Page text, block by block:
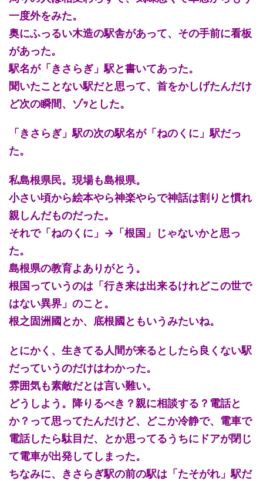
一度外をみた。
奥にふっるい木造の駅舎があって、その手前に看板
があった。
駅名が「きさらぎ」駅と書いてあった。
聞いたことない駅だと思って、首をかしげたんだけ
ど次の瞬間、ゾｯとした。
「きさらぎ」駅の次の駅名が「ねのくに」駅だっ
た。
私島根県民。現場も島根県。
小さい頃から絵本やら神楽やらで神話は割りと慣れ
親しんだものだった。
それで「ねのくに」→「根国」じゃないかと思っ
た。
島根県の教育よありがとう。
根国っていうのは「行き来は出来るけれどこの世で
はない異界」のこと。
根之固洲國とか、底根國ともいうみたいね。
とにかく、生きてる人間が来るとしたら良くない駅
だっていうのだけはわかった。
雰囲気も素敵だとは言い難い。
どうしよう。降りるべき？親に相談する？電話と
か？って思ってたんだけど、どこか冷静で、電車で
電話したら駄目だ、とか思ってるうちにドアが閉じ
て電車が出発してしまった。
ちなみに、きさらぎ駅の前の駅は「たそがれ」駅だ